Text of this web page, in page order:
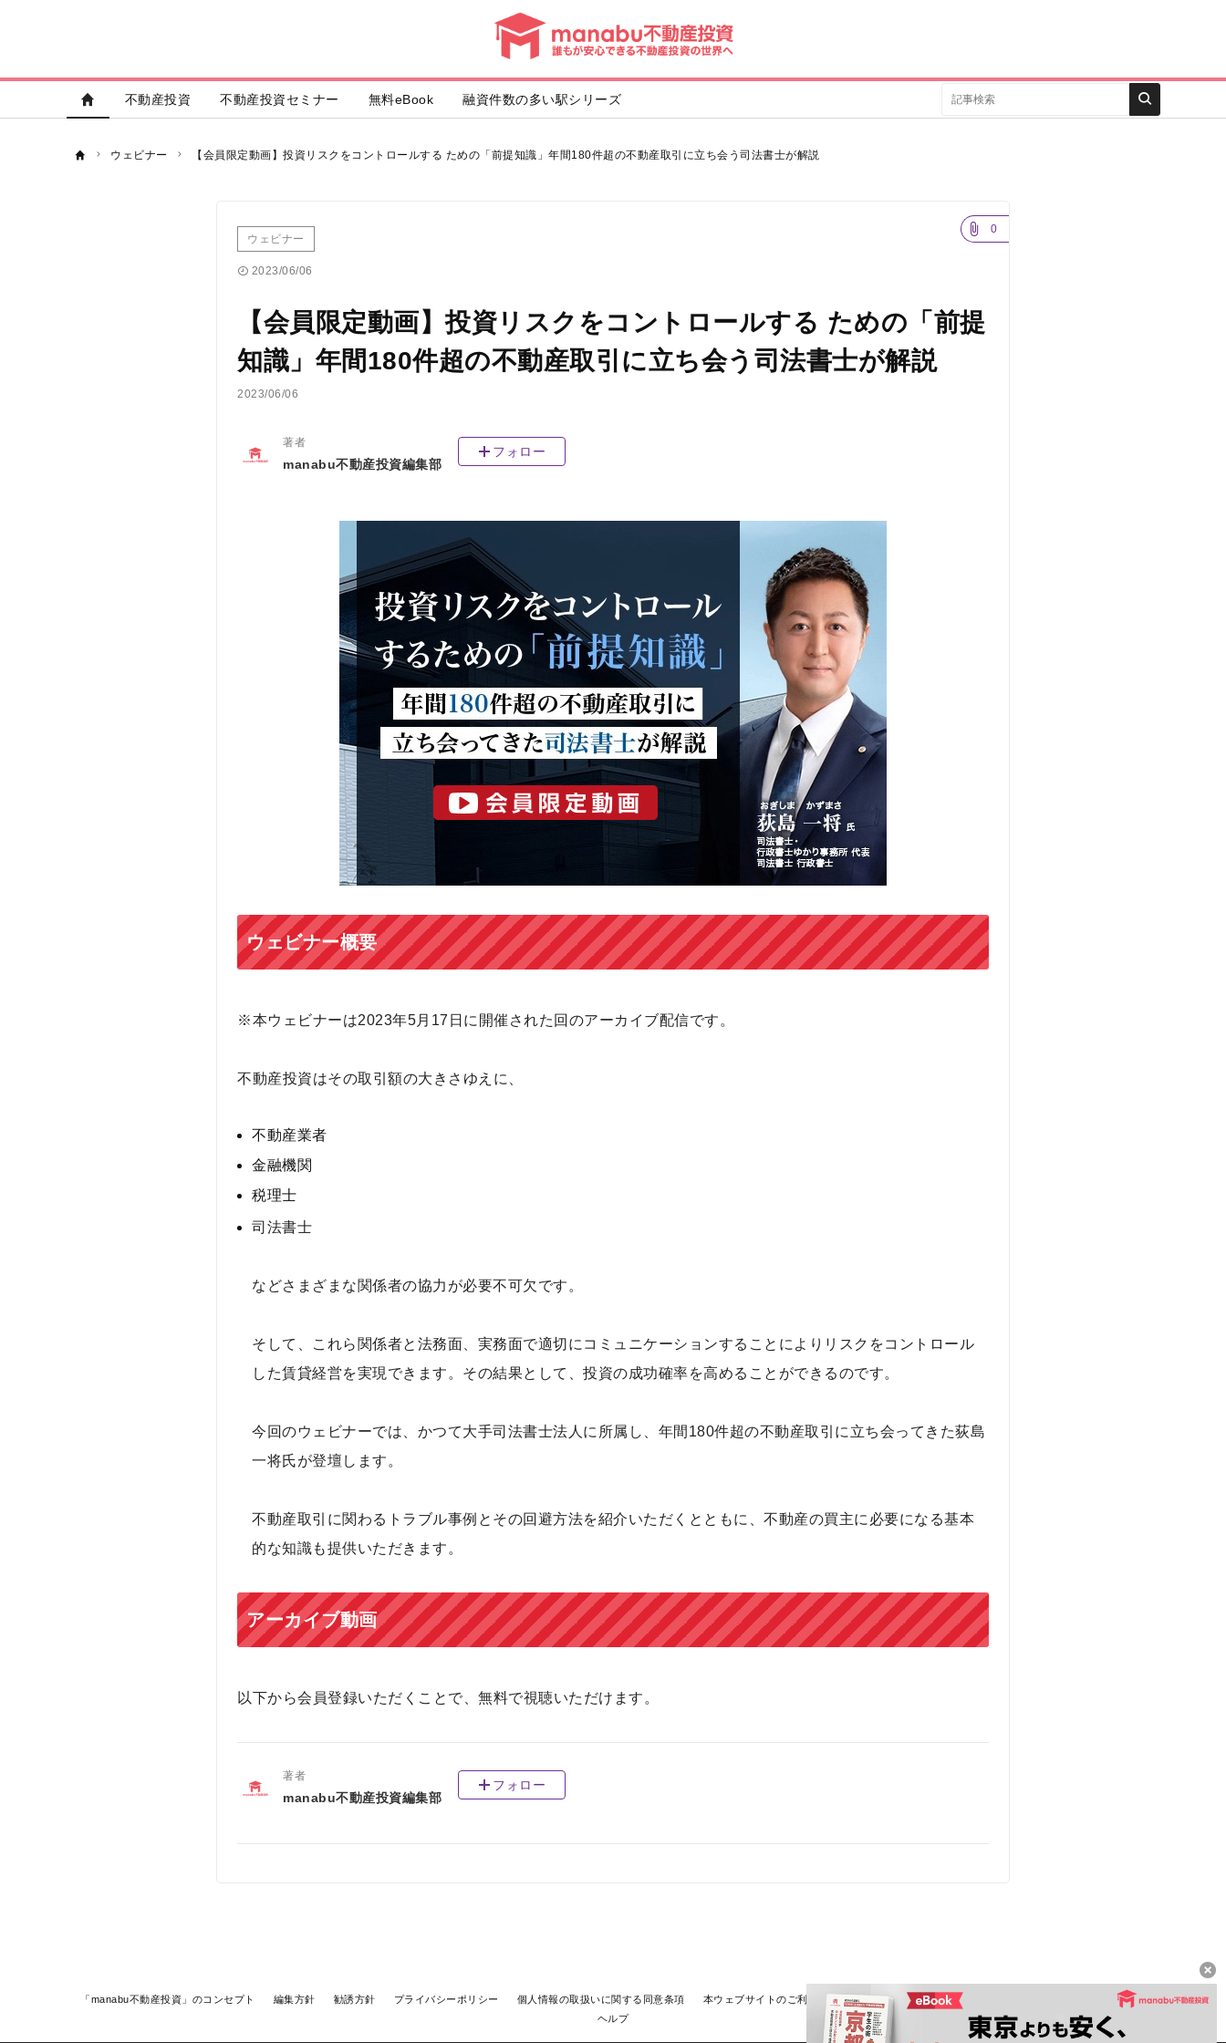
不動産投資 不動産投資セミナー 無料eBook 融資件数の多い駅シリーズ
ウェビナー 【会員限定動画】投資リスクをコントロールする ための「前提知識」年間180件超の不動産取引に立ち会う司法書士が解説
ウェビナー
0
2023/06/06
【会員限定動画】投資リスクをコントロールする ための「前提
知識」年間180件超の不動産取引に立ち会う司法書士が解説
2023/06/06
著者
manabu不動産投資編集部
フォロー
ウェビナー概要
※本ウェビナーは2023年5月17日に開催された回のアーカイブ配信です。
不動産投資はその取引額の大きさゆえに、
不動産業者
金融機関
税理士
司法書士
などさまざまな関係者の協力が必要不可欠です。
そして、これら関係者と法務面、実務面で適切にコミュニケーションすることによりリスクをコントロール
した賃貸経営を実現できます。その結果として、投資の成功確率を高めることができるのです。
今回のウェビナーでは、かつて大手司法書士法人に所属し、年間180件超の不動産取引に立ち会ってきた荻島
一将氏が登壇します。
不動産取引に関わるトラブル事例とその回避方法を紹介いただくとともに、不動産の買主に必要になる基本
的な知識も提供いただきます。
アーカイブ動画
以下から会員登録いただくことで、無料で視聴いただけます。
著者
manabu不動産投資編集部
フォロー
「manabu不動産投資」のコンセプト 編集方針 勧誘方針 プライバシーポリシー 個人情報の取扱いに関する同意条項 本ウェブサイトのご利用にあたって 推奨動作環境について
お問い合わせ
ヘルプ